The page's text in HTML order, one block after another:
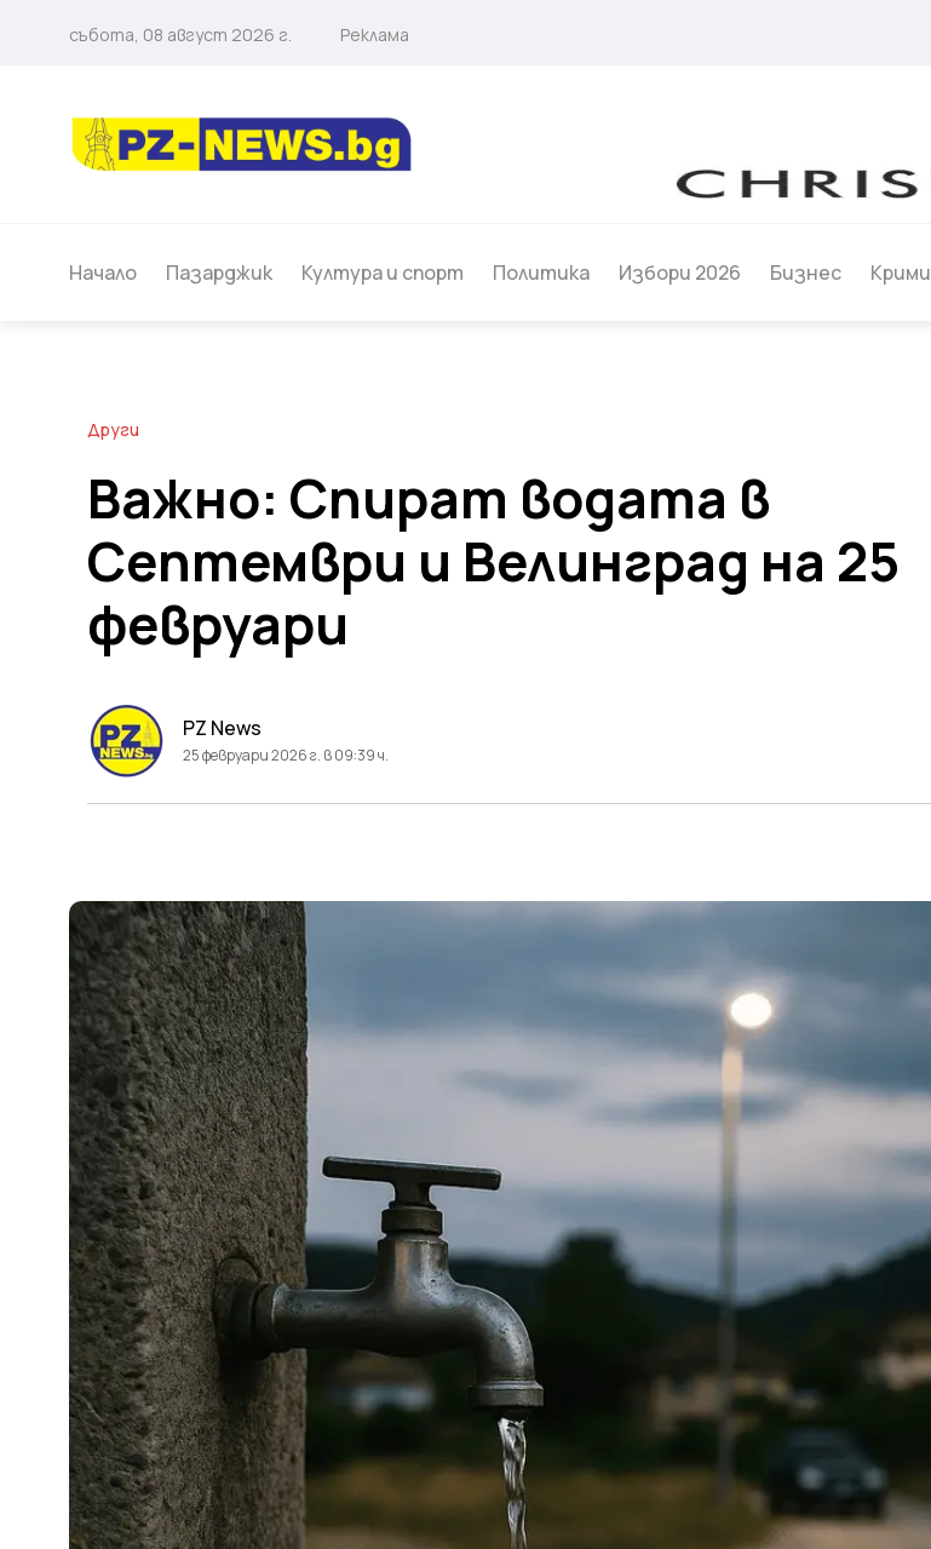
събота, 08 август 2026 г. Реклама
Начало Пазарджик Култура и спорт Политика Избори 2026 Бизнес Крими
Други
Важно: Спират водата в
Септември и Велинград на 25
февруари
PZ News
25 февруари 2026 г. в 09:39 ч.